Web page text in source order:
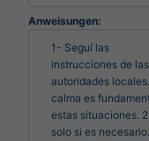
Anweisungen:
1- Seguí las
instrucciones de las
autoridades
calma es
estas situaciones.
solo si es